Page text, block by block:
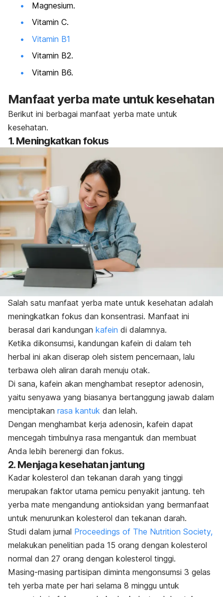
Magnesium.
Vitamin C.
Vitamin B1
Vitamin B2.
Vitamin B6.
Manfaat yerba mate untuk kesehatan
Berikut ini berbagai manfaat yerba mate untuk
kesehatan.
1. Meningkatkan fokus
Salah satu manfaat yerba mate untuk kesehatan adalah
meningkatkan fokus dan konsentrasi. Manfaat ini
berasal dari kandungan kafein di dalamnya.
Ketika dikonsumsi, kandungan kafein di dalam teh
herbal ini akan diserap oleh sistem pencernaan, lalu
terbawa oleh aliran darah menuju otak.
Di sana, kafein akan menghambat reseptor adenosin,
yaitu senyawa yang biasanya bertanggung jawab dalam
menciptakan rasa kantuk dan lelah.
Dengan menghambat kerja adenosin, kafein dapat
mencegah timbulnya rasa mengantuk dan membuat
Anda lebih berenergi dan fokus.
2. Menjaga kesehatan jantung
Kadar kolesterol dan tekanan darah yang tinggi
merupakan faktor utama pemicu penyakit jantung. teh
yerba mate mengandung antioksidan yang bermanfaat
untuk menurunkan kolesterol dan tekanan darah.
Studi dalam jurnal Proceedings of The Nutrition Society,
melakukan penelitian pada 15 orang dengan kolesterol
normal dan 27 orang dengan kolesterol tinggi.
Masing-masing partisipan diminta mengonsumsi 3 gelas
teh yerba mate per hari selama 8 minggu untuk